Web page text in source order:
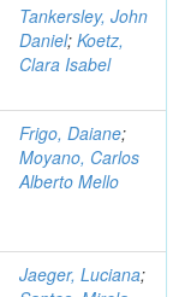
Tankersley, John
Daniel; Koetz,
Clara Isabel
Frigo, Daiane;
Moyano, Carlos
Alberto Mello
Jaeger, Luciana;